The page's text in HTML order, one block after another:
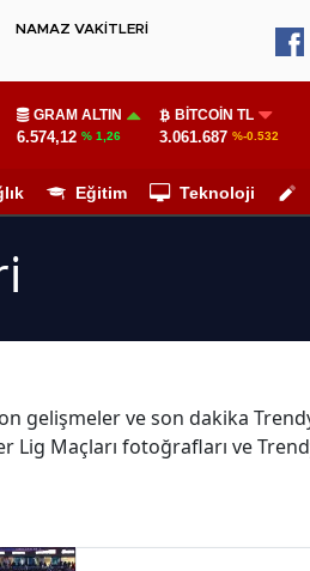
NAMAZ VAKİTLERİ
GRAM ALTIN
6.574,12 % 1,26
BITCOIN TL
3.061.687 %-0.532
Eğitim Teknoloji
gelişmeler ve son dakika
Lig Maçları fotoğrafları ve